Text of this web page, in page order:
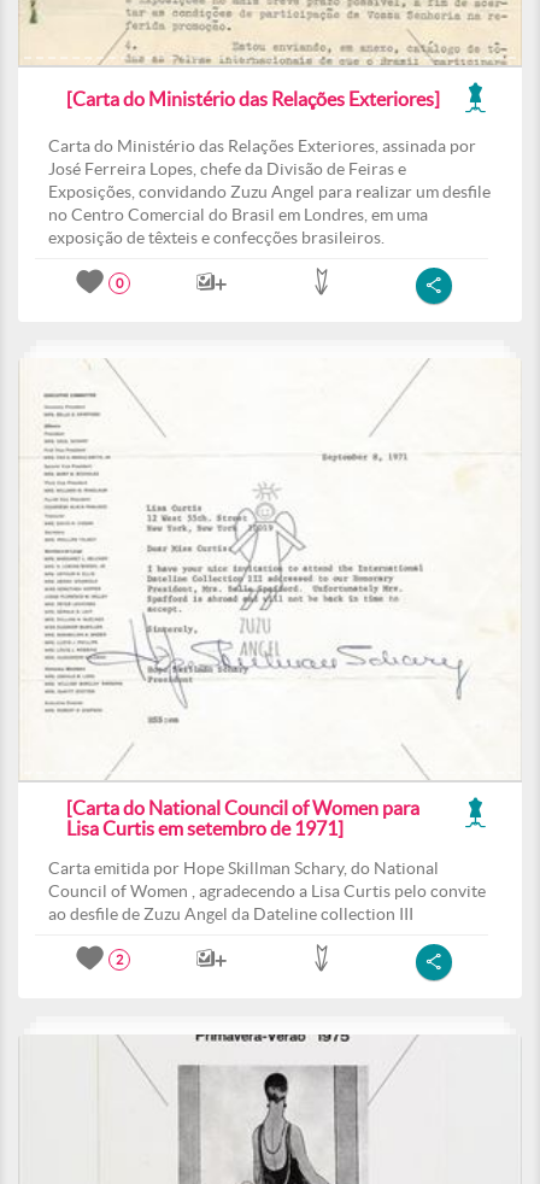
[Carta do Ministério das Relações Exteriores]
Carta do Ministério das Relações Exteriores, assinada por
José Ferreira Lopes, chefe da Divisão de Feiras e
Exposições, convidando Zuzu Angel para realizar um desfile
no Centro Comercial do Brasil em Londres, em uma
exposição de têxteis e confecções brasileiros.
0
[Carta do National Council of Women para
Lisa Curtis em setembro de 1971]
Carta emitida por Hope Skillman Schary, do National
Council of Women , agradecendo a Lisa Curtis pelo convite
ao desfile de Zuzu Angel da Dateline collection III
2